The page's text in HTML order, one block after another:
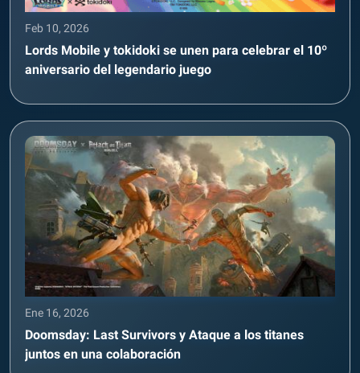
Feb 10, 2026
Lords Mobile y tokidoki se unen para celebrar el 10º
aniversario del legendario juego
Ene 16, 2026
Doomsday: Last Survivors y Ataque a los titanes
juntos en una colaboración